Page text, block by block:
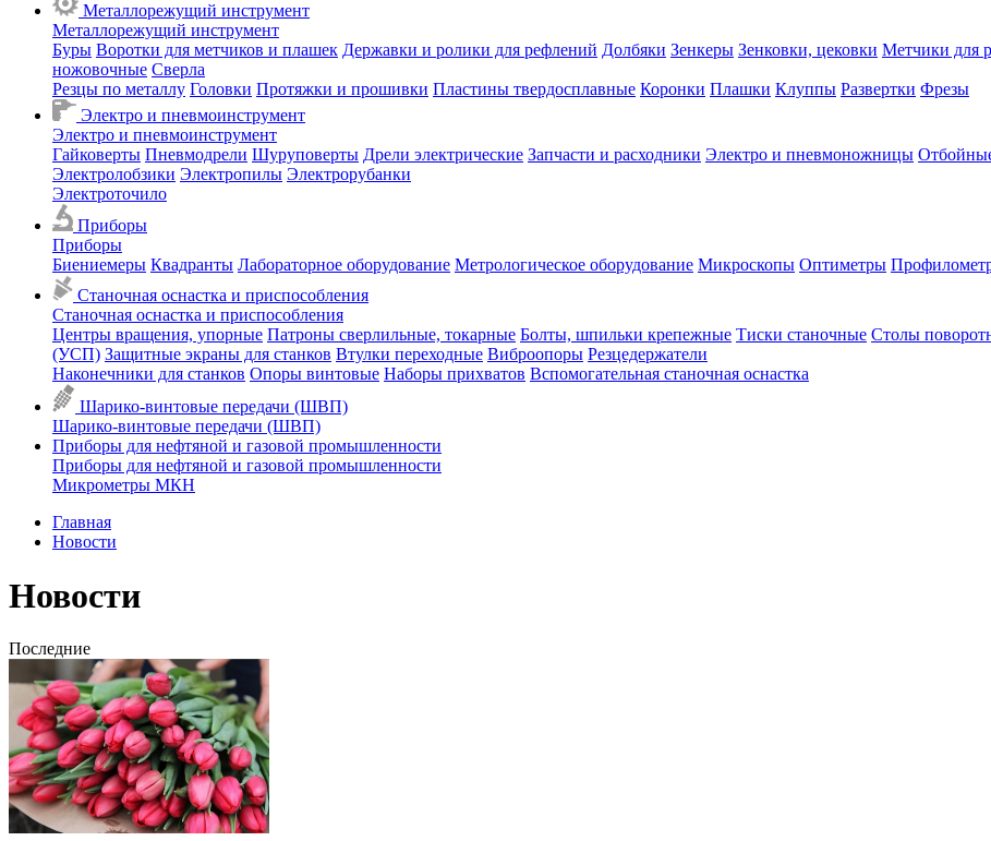
Металлорежущий инструмент
Металлорежущий инструмент
Буры Воротки для метчиков и плашек Державки и ролики для рефлений Долбяки Зенкеры Зенковки, цековки Метчики для
ножовочные Сверла
Резцы по металлу Головки Протяжки и прошивки Пластины твердосплавные Коронки Плашки Клуппы Развертки Фрезы
Электро и пневмоинструмент
Электро и пневмоинструмент
Гайковерты Пневмодрели Шуруповерты Дрели электрические Запчасти и расходники Электро и пневмоножницы
Электролобзики Электропилы Электрорубанки
Электроточило
Приборы
Приборы
Биениемеры Квадранты Лабораторное оборудование Метрологическое оборудование Микроскопы Оптиметры
Станочная оснастка и приспособления
Станочная оснастка и приспособления
Центры вращения, упорные Патроны сверлильные, токарные Болты, шпильки крепежные Тиски станочные Столы
(УСП) Защитные экраны для станков Втулки переходные Виброопоры Резцедержатели
Наконечники для станков Опоры винтовые Наборы прихватов Вспомогательная станочная оснастка
Шарико-винтовые передачи (ШВП)
Шарико-винтовые передачи (ШВП)
Приборы для нефтяной и газовой промышленности
Приборы для нефтяной и газовой промышленности
Микрометры МКН
Главная
Новости
Новости
Последние